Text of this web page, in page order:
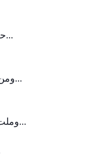
...
...
...